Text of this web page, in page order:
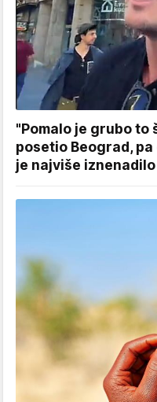
"Pomalo je grubo to
posetio Beograd,
je najviše